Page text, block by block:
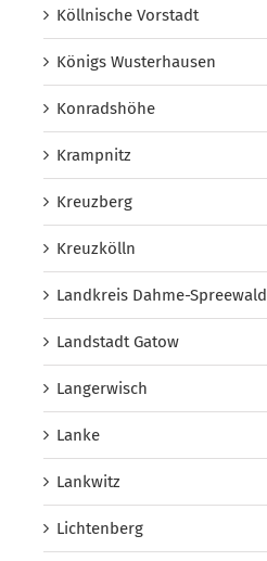
Köllnische Vorstadt
Königs Wusterhausen
Konradshöhe
Krampnitz
Kreuzberg
Kreuzkölln
Landkreis Dahme-Spreewald
Landstadt Gatow
Langerwisch
Lanke
Lankwitz
Lichtenberg